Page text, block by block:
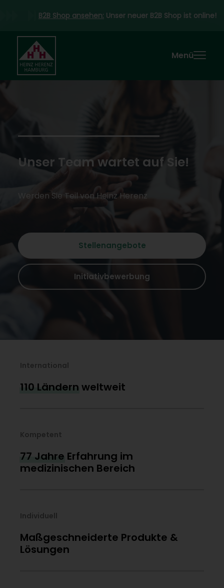
B2B Shop ansehen: Unser neuer B2B Shop ist online!
Menü
Unser Team wartet auf Sie!
Werden Sie Teil von Heinz Herenz
Stellenangebote
Initiativbewerbung
International
110 Ländern weltweit
Kompetent
77 Jahre Erfahrung im
medizinischen Bereich
Individuell
Maßgeschneiderte Produkte &
Lösungen